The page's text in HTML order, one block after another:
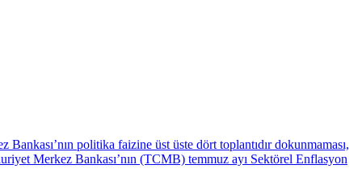
politika faizine üst üste dört toplantıdır dokunmaması,
Merkez Bankası’nın (TCMB) temmuz ayı Sektörel Enflasyon